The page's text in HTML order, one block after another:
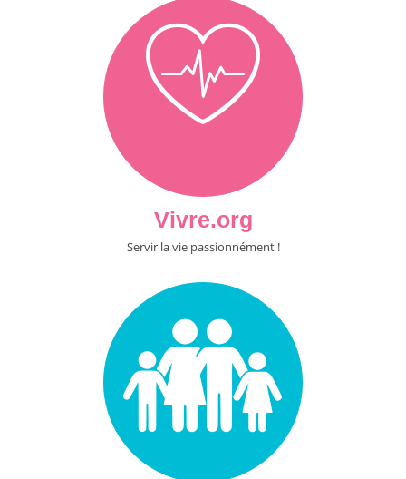
Vivre.org
Servir la vie passionnément !